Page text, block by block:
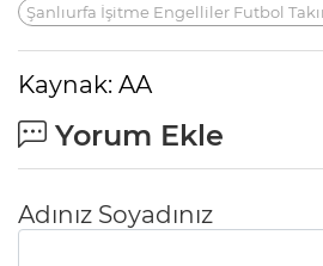
Şanlıurfa İşitme Engelliler Futbol
Kaynak: AA
Yorum Ekle
Adınız Soyadınız